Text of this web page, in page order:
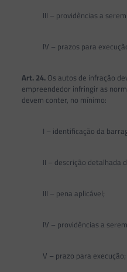
III – providências a serem
IV – prazos para
Art. 24.Os autos de infração
empreendedor infringir as
devem conter, no mínimo:
I – identificação da
II – descrição detalhada
III – pena aplicável;
IV – providências a serem
V – prazo para execução;